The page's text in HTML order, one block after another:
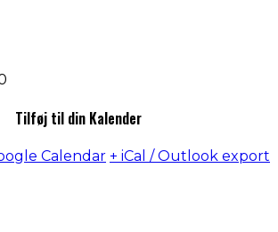
Tilføj til din Kalender
Calendar + iCal / Outlook export